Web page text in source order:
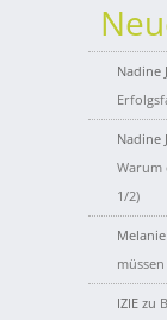
Nadine
Nadine
Warum
1/2)
IZIE zu